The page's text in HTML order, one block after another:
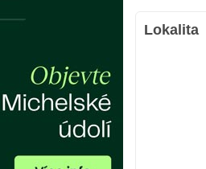
Lokalita